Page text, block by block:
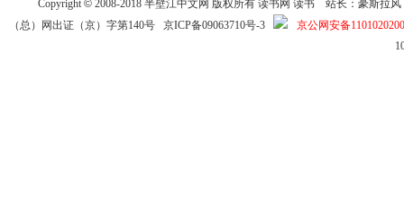
Copyright © 2008-2018半壁江中文网 版权所有读书网 读书
站长：豪斯拉风
（总）网出证（京）字第140号 京ICP备09063710号-3
京公网安备